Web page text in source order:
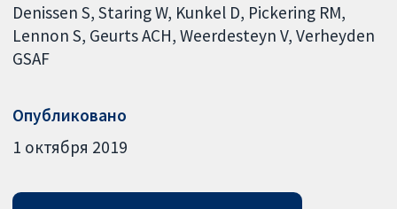
Denissen S Staring W Kunkel D Pickering RM
Lennon S Geurts ACH Weerdesteyn V Verheyden
GSAF
Опубликовано
1 октября 2019